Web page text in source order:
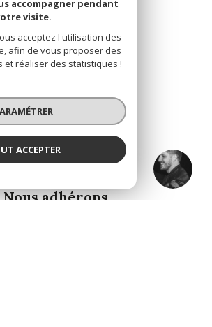
Julien Silgado
ADHÉRENTS
Nous adhérons
accompagner pendant
visite.
acceptez l'utilisation des
afin de vous proposer des
et réaliser des statistiques !
ACCEPTER